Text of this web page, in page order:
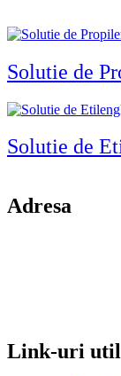
Solutie de
Solutie de
Adresa
Link-uri